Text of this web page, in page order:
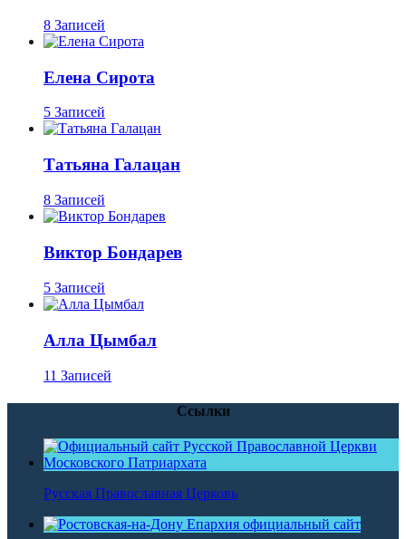
8 Записей
Елена Сирота
5 Записей
Татьяна Галацан
8 Записей
Виктор Бондарев
5 Записей
Алла Цымбал
11 Записей
Ссылки
Русская Православная Церковь